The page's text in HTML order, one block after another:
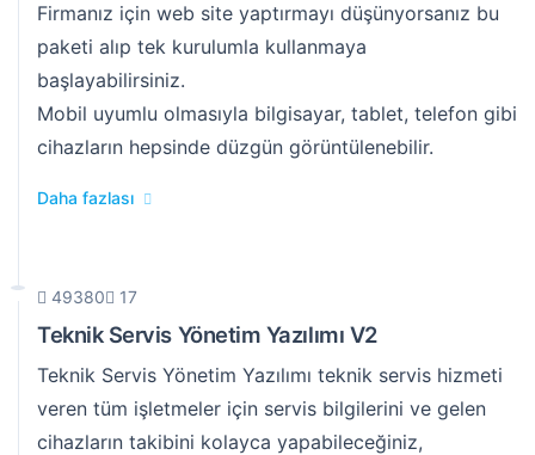
Firmanız için web site yaptırmayı düşünyorsanız bu
paketi alıp tek kurulumla kullanmaya
başlayabilirsiniz.
Mobil uyumlu olmasıyla bilgisayar, tablet, telefon gibi
cihazların hepsinde düzgün görüntülenebilir.
Daha fazlası
49380 17
Teknik Servis Yönetim Yazılımı V2
Teknik Servis Yönetim Yazılımı teknik servis hizmeti
veren tüm işletmeler için servis bilgilerini ve gelen
cihazların takibini kolayca yapabileceğiniz,